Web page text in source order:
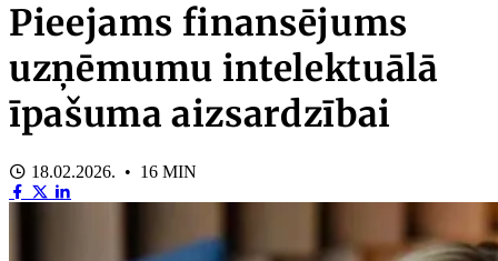
Pieejams finansējums
uzņēmumu intelektuālā
īpašuma aizsardzībai
18.02.2026. • 16 MIN